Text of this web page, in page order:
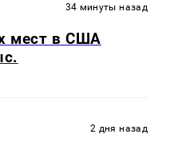
34 минуты назад
мест в США
2 дня назад